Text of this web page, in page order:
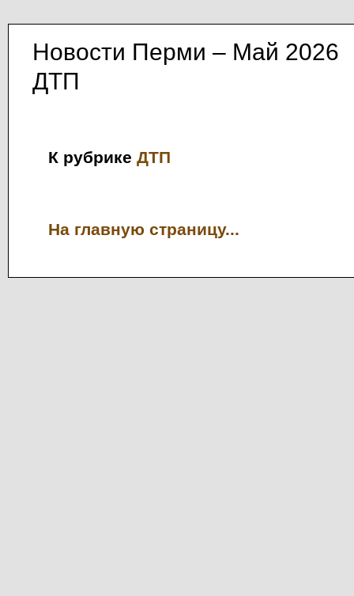
Новости Перми – Май 2026
ДТП
К рубрике ДТП
На главную страницу...